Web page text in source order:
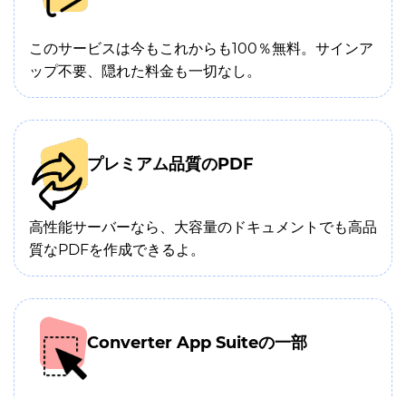
このサービスは今もこれからも100％無料。サインア
ップ不要、隠れた料金も一切なし。
プレミアム品質のPDF
高性能サーバーなら、大容量のドキュメントでも高品
質なPDFを作成できるよ。
Converter App Suiteの一部